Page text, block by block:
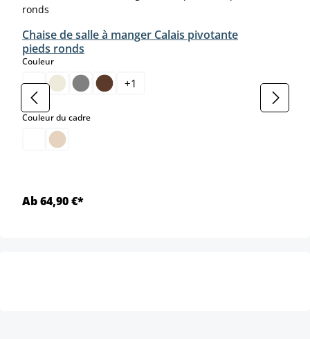
Chaise de salle à manger Calais pivotante
pieds ronds
Couleurselect
+1
Couleur du cadreselect
Ab 64,90 €*